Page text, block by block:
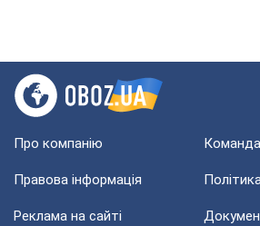
Про компанію Команда
Правова інформація
Реклама на сайті